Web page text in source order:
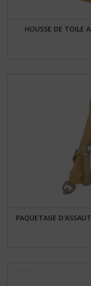
HOUSSE DE TOILE
PAQUETAGE